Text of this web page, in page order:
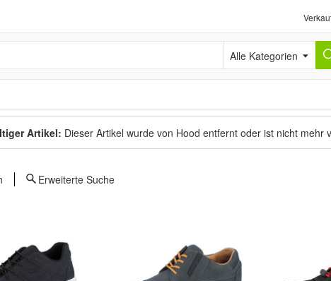
Alle Kategorien
Artikel: Dieser Artikel wurde von Hood entfernt oder ist nicht mehr
Erweiterte Suche